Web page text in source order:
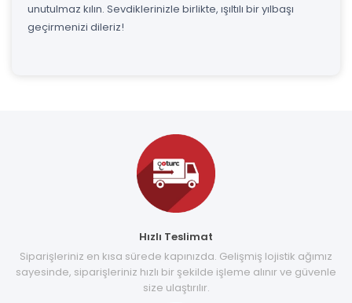
unutulmaz kılın. Sevdiklerinizle birlikte, ışıltılı bir yılbaşı
geçirmenizi dileriz!
Hızlı Teslimat
Siparişleriniz en kısa sürede kapınızda. Gelişmiş lojistik ağımız
sayesinde, siparişleriniz hızlı bir şekilde işleme alınır ve güvenle
size ulaştırılır.